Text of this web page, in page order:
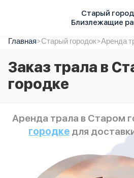
Старый
Близлежащие
Услуги
Автопарк
Тарифы
Акции
Контакты
Спецтехника
Главная>Старый городок>Аренда
Заказ трала в
городке
Аренда трала в Старом
городке для